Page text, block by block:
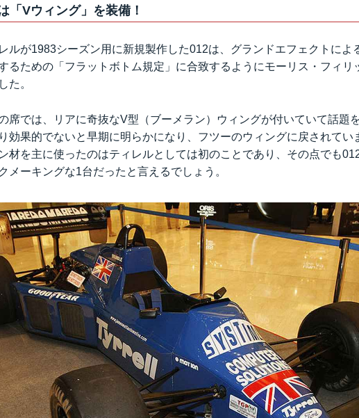
「Vウィング」を装備！
ルが1983シーズン用に新規製作した012は、グランドエフェクトによ
るための「フラットボトム規定」に合致するようにモーリス・フィリ
た。
席では、リアに奇抜なV型（ブーメラン）ウィングが付いていて話題
効果的でないと早期に明らかになり、フツーのウィングに戻されてい
材を主に使ったのはティレルとしては初のことであり、その点でも
メーキングな1台だったと言えるでしょう。